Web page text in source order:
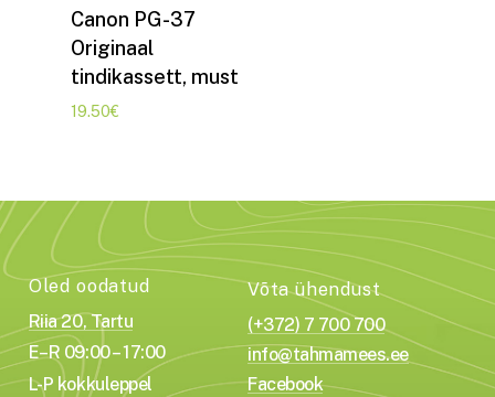
Lisa korvi
Canon PG-37
Originaal
tindikassett, must
19.50€
Oled oodatud
Riia 20, Tartu
E–R 09:00 – 17:00
L-P kokkuleppel
Võta ühendust
(+372) 7 700 700
info@tahmamees.ee
Facebook